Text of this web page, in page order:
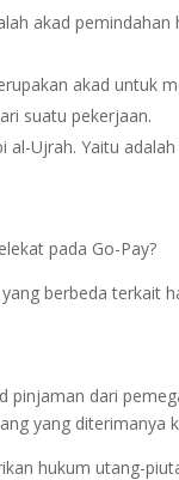
akad
akad untuk
suatu pekerjaan.
al-Ujrah. Yaitu
pada Go-Pay?
berbeda terkait
pinjaman dari
yang diterimanya
hukum utang-